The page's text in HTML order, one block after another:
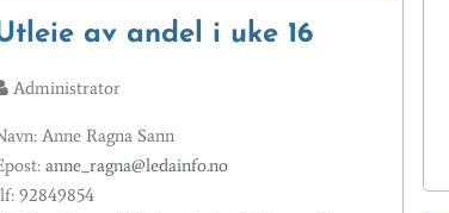
av andel i uke 16
Administrator
Anne Ragna Sann
anne_ragna@ledainfo.no
92849854